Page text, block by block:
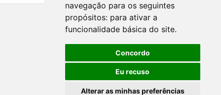
navegação para os seguintes
propósitos: para ativar a
funcionalidade básica do site.
Concordo
Eu recuso
Alterar as minhas preferências